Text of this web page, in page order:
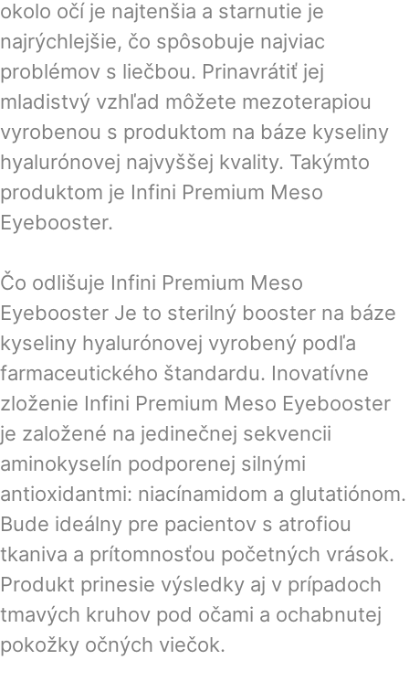
okolo očí je najtenšia a starnutie je
najrýchlejšie, čo spôsobuje najviac
problémov s liečbou. Prinavrátiť jej
mladistvý vzhľad môžete mezoterapiou
vyrobenou s produktom na báze kyseliny
hyalurónovej najvyššej kvality. Takýmto
produktom je Infini Premium Meso
Eyebooster.
Čo odlišuje Infini Premium Meso
Eyebooster Je to sterilný booster na báze
kyseliny hyalurónovej vyrobený podľa
farmaceutického štandardu. Inovatívne
zloženie Infini Premium Meso Eyebooster
je založené na jedinečnej sekvencii
aminokyselín podporenej silnými
antioxidantmi: niacínamidom a glutatiónom.
Bude ideálny pre pacientov s atrofiou
tkaniva a prítomnosťou početných vrások.
Produkt prinesie výsledky aj v prípadoch
tmavých kruhov pod očami a ochabnutej
pokožky očných viečok.